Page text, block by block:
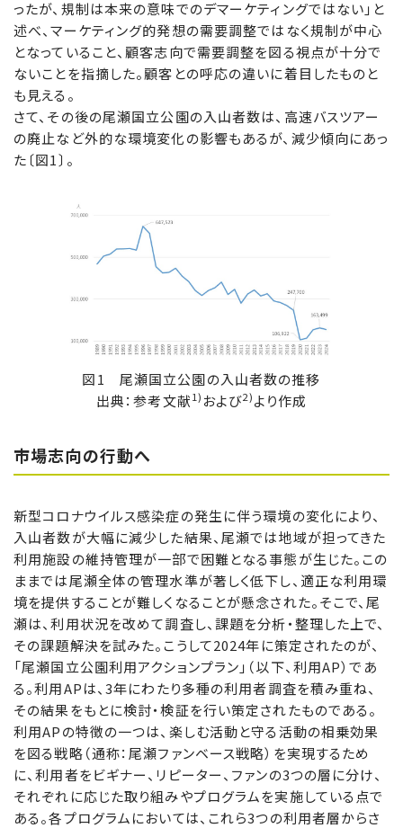
ったが、規制は本来の意味でのデマーケティングではない」と
述べ、マーケティング的発想の需要調整ではなく規制が中心
となっていること、顧客志向で需要調整を図る視点が十分で
ないことを指摘した。顧客との呼応の違いに着目したものと
も見える。
さて、その後の尾瀬国立公園の入山者数は、高速バスツアー
の廃止など外的な環境変化の影響もあるが、減少傾向にあっ
た〔図1〕。
図1 尾瀬国立公園の入山者数の推移
出典：参考文献1) および2)より作成
市場志向の行動へ
新型コロナウイルス感染症の発生に伴う環境の変化により、
入山者数が大幅に減少した結果、尾瀬では地域が担ってきた
利用施設の維持管理が一部で困難となる事態が生じた。この
ままでは尾瀬全体の管理水準が著しく低下し、適正な利用環
境を提供することが難しくなることが懸念された。そこで、尾
瀬は、利用状況を改めて調査し、課題を分析・整理した上で、
その課題解決を試みた。こうして2024年に策定されたのが、
「尾瀬国立公園利用アクションプラン」（以下、利用AP）であ
る。利用APは、3年にわたり多種の利用者調査を積み重ね、
その結果をもとに検討・検証を行い策定されたものである。
利用APの特徴の一つは、楽しむ活動と守る活動の相乗効果
を図る戦略（通称：尾瀬ファンベース戦略）を実現するため
に、利用者をビギナー、リピーター、ファンの3つの層に分け、
それぞれに応じた取り組みやプログラムを実施している点で
ある。各プログラムにおいては、これら3つの利用者層からさ